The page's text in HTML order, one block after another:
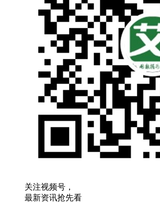
关注视频号，
最新资讯抢先看